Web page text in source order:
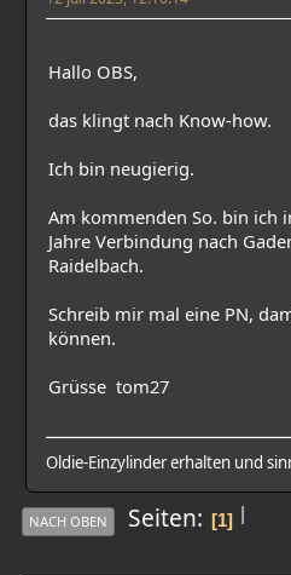
Hallo OBS,
das klingt nach Know-how.
Ich bin neugierig.
Am kommenden So. bin ich
Jahre Verbindung nach
Raidelbach.
Schreib mir mal eine PN,
können.
Grüsse tom27
Oldie-Einzylinder erhalten und
|
NACH OBEN Seiten 1